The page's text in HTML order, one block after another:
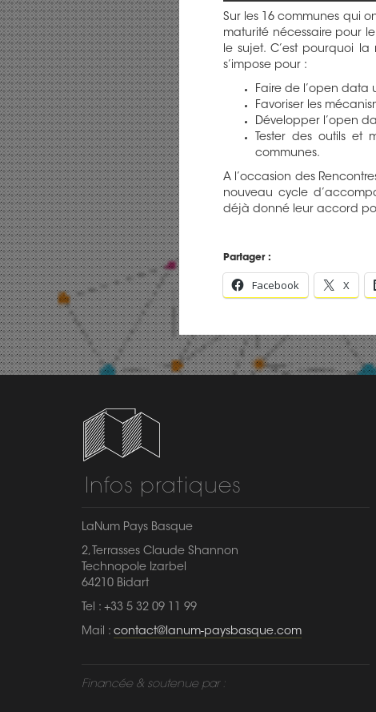
Sur les 16 communes qui
maturité nécessaire pour
le sujet. C’est pourquoi
s’impose pour :
Faire de l’open
Favoriser les
Développer l’open
Tester des outils et
communes.
A l’occasion des
nouveau cycle
déjà donné leur accord
Partager :
Facebook X
Infos pratiques
LaNum Pays Basque
2, Terrasses Claude Shannon
Technopole Izarbel
64210 Bidart
Tel : +33 5 32 09 11 99
Mail : contact@lanum-paysbasque.com
Financée & soutenue par :